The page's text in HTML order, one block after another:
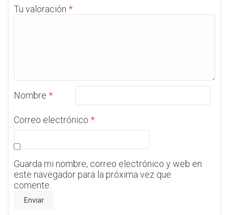
Tu valoración *
Nombre *
Correo electrónico *
Guarda mi nombre, correo electrónico y web en
este navegador para la próxima vez que
comente.